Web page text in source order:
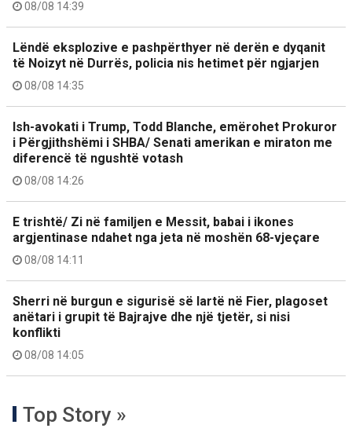
08/08 14:39
Lëndë eksplozive e pashpërthyer në derën e dyqanit
të Noizyt në Durrës, policia nis hetimet për ngjarjen
08/08 14:35
Ish-avokati i Trump, Todd Blanche, emërohet Prokuror
i Përgjithshëmi i SHBA/ Senati amerikan e miraton me
diferencë të ngushtë votash
08/08 14:26
E trishtë/ Zi në familjen e Messit, babai i ikones
argjentinase ndahet nga jeta në moshën 68-vjeçare
08/08 14:11
Sherri në burgun e sigurisë së lartë në Fier, plagoset
anëtari i grupit të Bajrajve dhe një tjetër, si nisi
konflikti
08/08 14:05
Top Story »